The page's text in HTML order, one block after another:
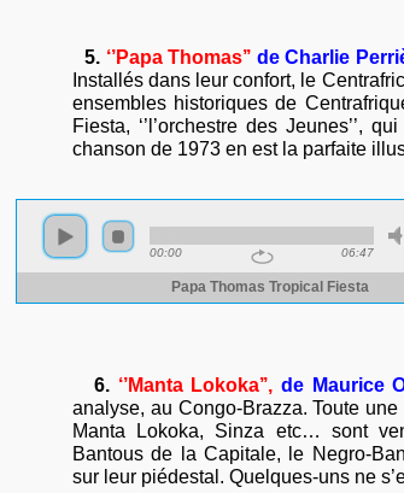
5. ‘’Papa Thomas’’ de Charlie
Installés dans leur confort, le
ensembles historiques de
Fiesta, ‘’l’orchestre des Jeunes’’,
chanson de 1973 en est la parfaite
6. ‘’Manta Lokoka’’, de Maurice
analyse, au Congo-Brazza. Toute
Manta Lokoka, Sinza etc… sont
Bantous de la Capitale, le Negro-
sur leur piédestal. Quelques-uns ne